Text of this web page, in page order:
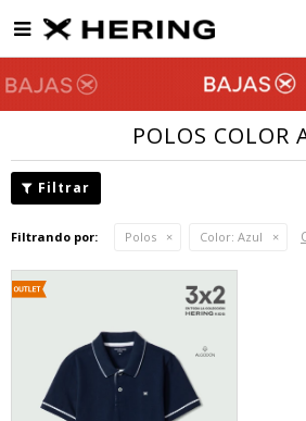

POLOS COLOR
Filtrando por: Polos Color: Azul